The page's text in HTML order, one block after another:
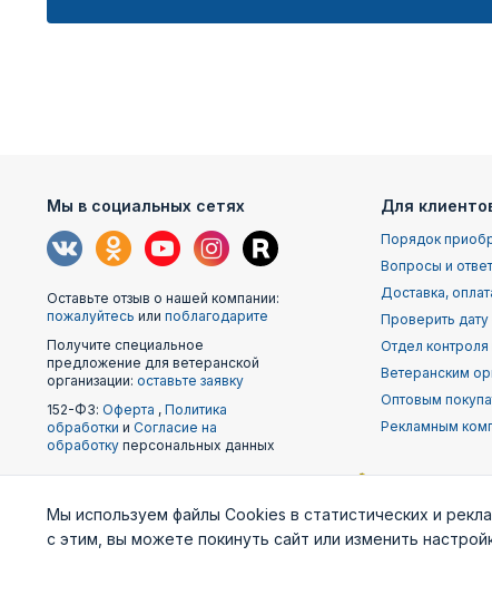
Мы в социальных сетях
Оставьте отзыв о нашей компании:
пожалуйтесь или поблагодарите
Получите специальное
предложение для ветеранской
организации: оставьте заявку
152-ФЗ: Оферта , Политика
обработки и Согласие на
обработку персональных данных
Для
Порядок
Вопросы и
Доставка,
Проверить дату
Отдел контроля
Ветеранским
Оптовым
Рекламным
Наши
партнеры
Министерство
Генштаб ВС РФ
Мы используем файлы Cookies в статистических и
с этим, вы можете покинуть сайт или изменить